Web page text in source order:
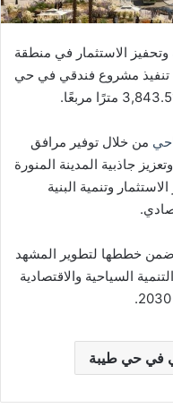
وتحفيز الاستثمار في منطقة
تنفيذ مشروع فندقي في حي
من خلال توفير مرافق
جاذبية المدينة المنورة
وتنمية البنية
ضمن خططها لتطوير المشهد
السياحية والاقتصادية
في حي طيبة